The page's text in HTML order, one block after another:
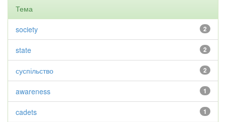
Тема
2
society
2
state
2
суспільство
1
awareness
1
cadets